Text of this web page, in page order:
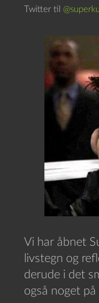
Twitter til
Vi har åbnet
livstegn og
derude i det
også noget på